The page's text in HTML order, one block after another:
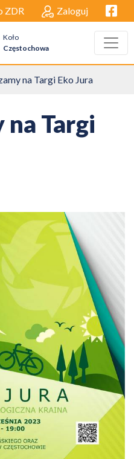
ZDR Zaloguj
Koło
Częstochowa
na Targi Eko Jura
na Targi